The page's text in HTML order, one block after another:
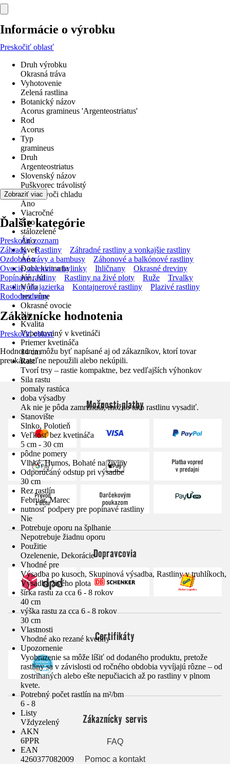
Informácie o výrobku
Preskočiť oblasť
Druh výrobku
Okrasná tráva
Vyhotovenie
Zelená rastlina
Botanický názov
Acorus gramineus 'Argenteostriatus'
Rod
Acorus
Typ
gramineus
Druh
Argenteostriatus
Slovenský názov
Puškvorec trávolistý
odolné voči chladu
Áno
Viacročné
Áno
stálozelené
Áno
Kvet
Áno
Doba kvitnutia
Jún, Júl
Vôňa
bez vône
Okrasné ovocie
Nie
Kvalita
Vypestovaný v kvetináči
Priemer kvetináča
14 cm
Rast
Tvorí trsy – rastie kompaktne, bez vedľajších výhonkov
Sila rastu
pomaly rastúca
doba výsadby
Ak nie je pôda zamrznutá, možno túto rastlinu vysadiť.
Stanovište
Slnko, Polotieň
Veľkosť bez kvetináča
5 cm - 30 cm
pôdne pomery
Vlhké, Humos, Bohaté na živiny
Odporúčaný odstup pri výsadbe
30 cm
Rez rastlín
Február, Marec
nutnosť podpery pre popínavé rastliny
Nie
Potrebuje oporu na šplhanie
Nepotrebuje žiadnu oporu
Použitie
Ozelenenie, Dekorácie
Vhodné pre
Výsadba po kusoch, Skupinová výsadba, Rastliny v truhlíkoch,
Výsadba živého plota
šírka rastu za cca 6 - 8 rokov
40 cm
výška rastu za cca 6 - 8 rokov
30 cm
Vlastnosti
Vhodné ako rezané kvetiny
Upozornenie
Vyobrazenie sa môže líšiť od dodaného produktu, pretože
rastliny sa v závislosti od ročného obdobia vyvíjajú rôzne – od
zostrihaných alebo ešte nepučiacich až po rastliny v plnom
kvete.
Potrebný počet rastlín na m²/bm
6 - 8
Listy
Vždyzelený
AKN
6PPR
EAN
4260377082009
Zobraziť viac
Ďalšie kategórie
Preskočiť zoznam
Záhrada
Rastliny
Záhradné rastliny a vonkajšie rastliny
Ozdobné trávy a bambusy
Záhonové a balkónové rastliny
Ovocie, zelenina a bylinky
Ihličnany
Okrasné dreviny
Popínavé rastliny
Rastliny na živé ploty Ruže
Trvalky
Rastliny do jazierka
Kontajnerové rastliny
Plazivé rastliny
Rododendrony
Zákaznícke hodnotenia
Preskočiť oblasť
Hodnotenia môžu byť napísané aj od zákazníkov, ktorí tovar
preukázateľne nepoužili alebo nekúpili.
Možnosti platby
Dopravcovia
Certifikáty
Zákaznícky servis
FAQ
Pomoc a kontakt